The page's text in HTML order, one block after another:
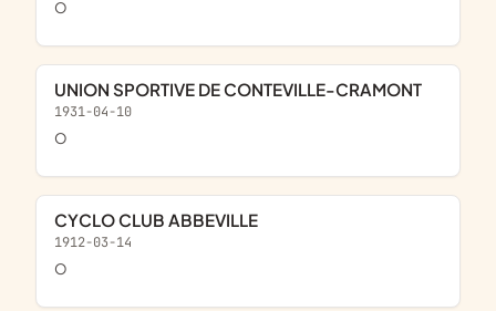
o
UNION SPORTIVE DE CONTEVILLE-CRAMONT
1931-04-10
o
CYCLO CLUB ABBEVILLE
1912-03-14
o